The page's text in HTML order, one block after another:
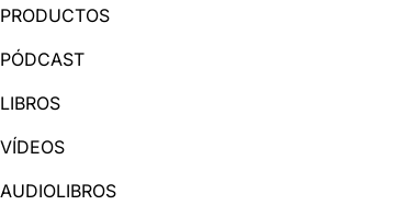
PRODUCTOS
PÓDCAST
LIBROS
VÍDEOS
AUDIOLIBROS